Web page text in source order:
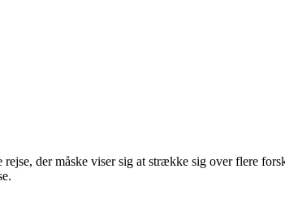
der måske viser sig at strække sig over flere